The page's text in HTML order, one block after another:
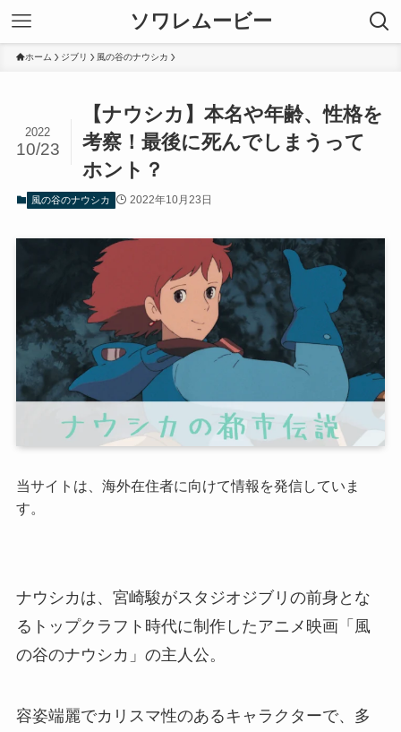
ソワレムービー
ホーム ジブリ 風の谷のナウシカ
【ナウシカ】本名や年齢、性格を
考察！最後に死んでしまうって
ホント？
2022
10/23
風の谷のナウシカ 2022年10月23日
当サイトは、海外在住者に向けて情報を発信していま
す。
ナウシカは、宮崎駿がスタジオジブリの前身とな
るトップクラフト時代に制作したアニメ映画「風
の谷のナウシカ」の主人公。
容姿端麗でカリスマ性のあるキャラクターで、多